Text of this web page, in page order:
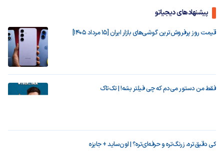
پیشنهادهای دیجیاتو
قیمت روز پرفروش‌ترین گوشی‌های بازار ایران [15 مرداد 1405]
فقط من دستور می‌دم که چی فیلتر بشه! | تک‌تاک
کی دقیق‌تره، زرنگ‌تره و حرفه‌ای‌تره؟ | اون‌ساید + جایزه